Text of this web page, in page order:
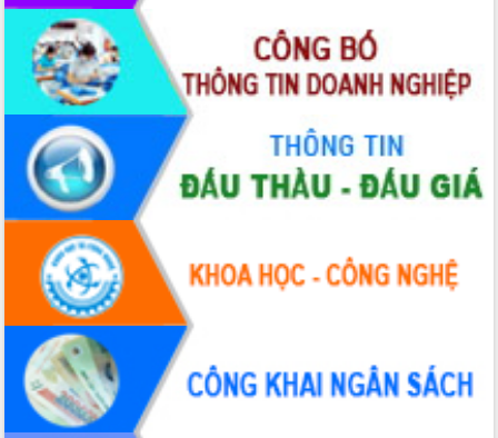
hiện nhiệm vụ quản lý tài sản công
hàng tuần
Tháo gỡ những vướng mắc, đẩy mạnh
công tác cải cách thủ tục hành chính
tại Trung tâm Phục vụ hành chính
công tỉnh
Đắk Lắk: Tôn vinh 46 giải pháp tại Hội
thi Sáng tạo Kỹ thuật 2024 - 2025
Đắk Lắk rà soát, điều chỉnh Đề án 190
về phát triển nuôi trồng thủy sản
Phó Chủ tịch UBND tỉnh Đắk Lắk
Trương Công Thái kiểm tra thực địa
Dự án cao tốc Khánh Hòa - Buôn Ma
Thuột
Định vị cà phê Việt Nam như một “di
sản sống” trong dòng chảy toàn cầu
Xây dựng nông thôn mới: Nâng cao đời
sống người dân từ những mô hình thiết